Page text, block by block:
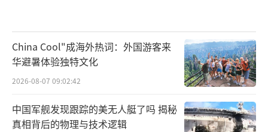
China Cool"成海外热词：外国游客来
华避暑体验独特文化
2026-08-07 09:02:42
中国军舰发现跟踪的美无人艇了吗 揭秘
真相背后的物理与技术逻辑